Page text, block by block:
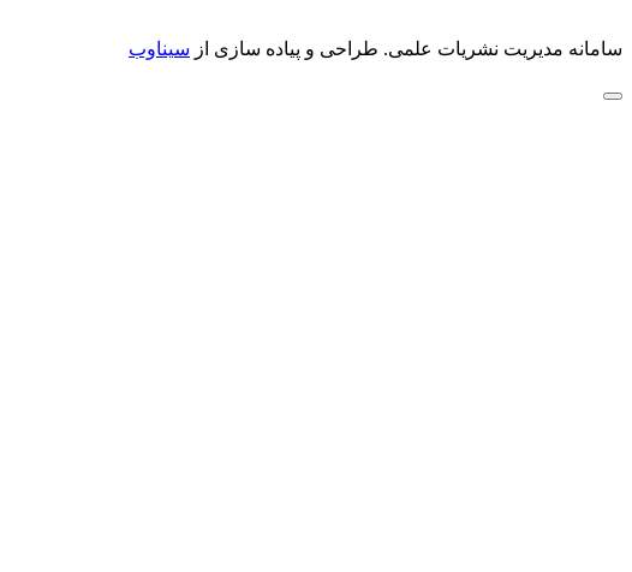
سامانه مدیریت نشریات علمی. طراحی و پیاده سازی از سیناوب